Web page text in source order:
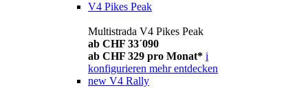
V4 Pikes Peak
Multistrada V4 Pikes Peak
ab CHF 33´090
ab CHF 329 pro Monat* i
konfigurieren mehr entdecken
new V4 Rally